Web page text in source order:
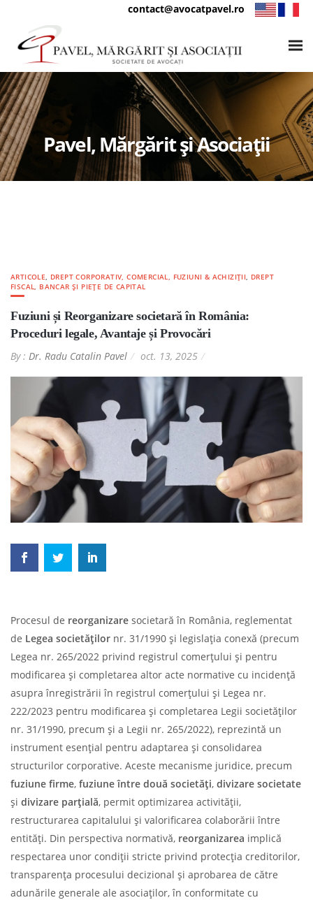
contact@avocatpavel.ro
Pavel, Mărgărit și Asociații
ARTICOLE, DREPT CORPORATIV, COMERCIAL, FUZIUNI & ACHIZIȚII, DREPT
FISCAL, BANCAR ȘI PIEȚE DE CAPITAL
Fuziuni și Reorganizare societară în România:
Proceduri legale, Avantaje și Provocări
By : Dr. Radu Catalin Pavel oct. 13, 2025
Procesul de reorganizare societară în România, reglementat
de Legea societăților nr. 31/1990 și legislația conexă (precum
Legea nr. 265/2022 privind registrul comerțului și pentru
modificarea și completarea altor acte normative cu incidență
asupra înregistrării în registrul comerțului și Legea nr.
222/2023 pentru modificarea și completarea Legii societăților
nr. 31/1990, precum și a Legii nr. 265/2022), reprezintă un
instrument esențial pentru adaptarea și consolidarea
structurilor corporative. Aceste mecanisme juridice, precum
fuziune firme, fuziune între două societăți, divizare societate
și divizare parțială, permit optimizarea activității,
restructurarea capitalului și valorificarea colaborării între
entități. Din perspectiva normativă, reorganizarea implică
respectarea unor condiții stricte privind protecția creditorilor,
transparența procesului decizional și aprobarea de către
adunările generale ale asociaților, în conformitate cu